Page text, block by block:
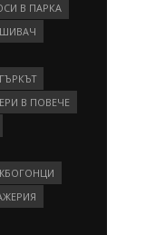
В ПАРКА
В ПОВЕЧЕ